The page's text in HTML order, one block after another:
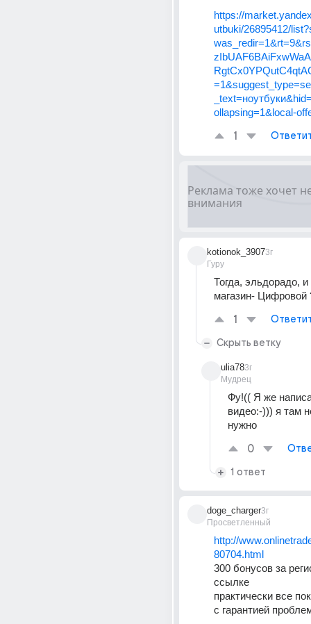
https://
utbuki/26895412/
ollapsing=1&local-
1
kotionok_3907
Гуру
3г
Тогда, эльдорадо,
магазин- Цифровой
1
Скрыть ветку
ulia78
Мудрец
3г
Фу!(( Я же
видео:-))) я там
нужно
0
1 ответ
doge_charger
Просветленный
3г
http://
80704.html
300 бонусов за
ссылке
практически все
с гарантией